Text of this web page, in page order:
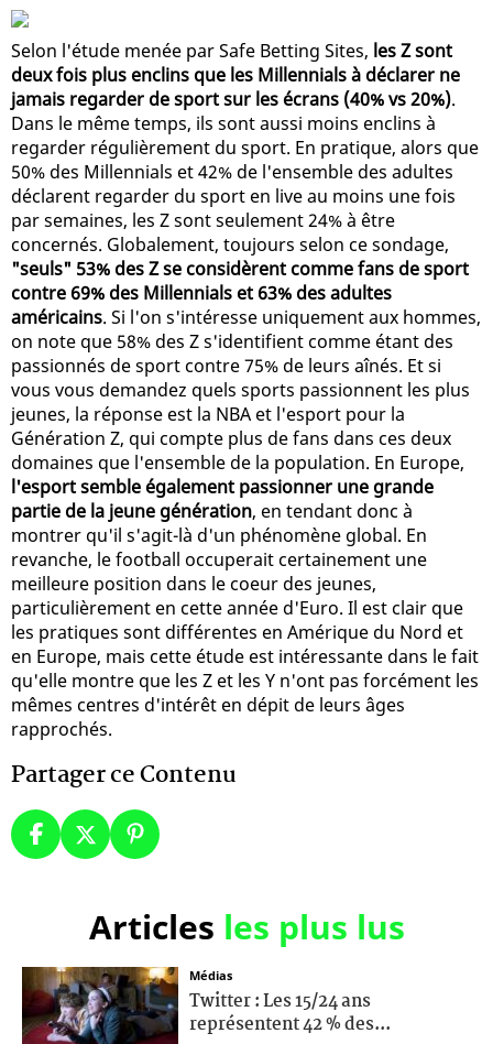
Selon l'étude menée par Safe Betting Sites, les Z sont
deux fois plus enclins que les Millennials à déclarer ne
jamais regarder de sport sur les écrans (40% vs 20%).
Dans le même temps, ils sont aussi moins enclins à
regarder régulièrement du sport. En pratique, alors que
50% des Millennials et 42% de l'ensemble des adultes
déclarent regarder du sport en live au moins une fois
par semaines, les Z sont seulement 24% à être
concernés. Globalement, toujours selon ce sondage,
"seuls" 53% des Z se considèrent comme fans de sport
contre 69% des Millennials et 63% des adultes
américains. Si l'on s'intéresse uniquement aux hommes,
on note que 58% des Z s'identifient comme étant des
passionnés de sport contre 75% de leurs aînés. Et si
vous vous demandez quels sports passionnent les plus
jeunes, la réponse est la NBA et l'esport pour la
Génération Z, qui compte plus de fans dans ces deux
domaines que l'ensemble de la population. En Europe,
l'esport semble également passionner une grande
partie de la jeune génération, en tendant donc à
montrer qu'il s'agit-là d'un phénomène global. En
revanche, le football occuperait certainement une
meilleure position dans le coeur des jeunes,
particulièrement en cette année d'Euro. Il est clair que
les pratiques sont différentes en Amérique du Nord et
en Europe, mais cette étude est intéressante dans le fait
qu'elle montre que les Z et les Y n'ont pas forcément les
mêmes centres d'intérêt en dépit de leurs âges
rapprochés.
Partager ce Contenu
Articles les plus lus
Médias
Twitter : Les 15/24 ans
représentent 42 % des...